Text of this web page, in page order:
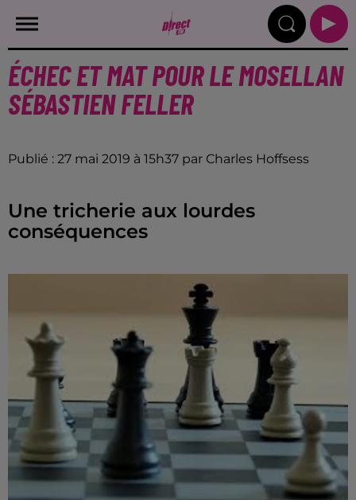
ÉCHEC ET MAT POUR LE MOSELLAN
SÉBASTIEN FELLER
Publié : 27 mai 2019 à 15h37 par Charles Hoffsess
Une tricherie aux lourdes
conséquences